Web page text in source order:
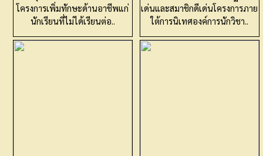
โครงการเพิ่มทักษะด้านอาชีพแก่
นักเรียนที่ไม่ได้เรียนต่อ..
เด่นและสมาชิกดีเด่นโครงการภาย
ใต้การนิเทศองค์การนักวิชา..